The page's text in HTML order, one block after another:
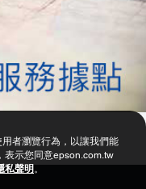
者瀏覽行為，以讓我們能
表示您同意epson.com.tw
私聲明 。